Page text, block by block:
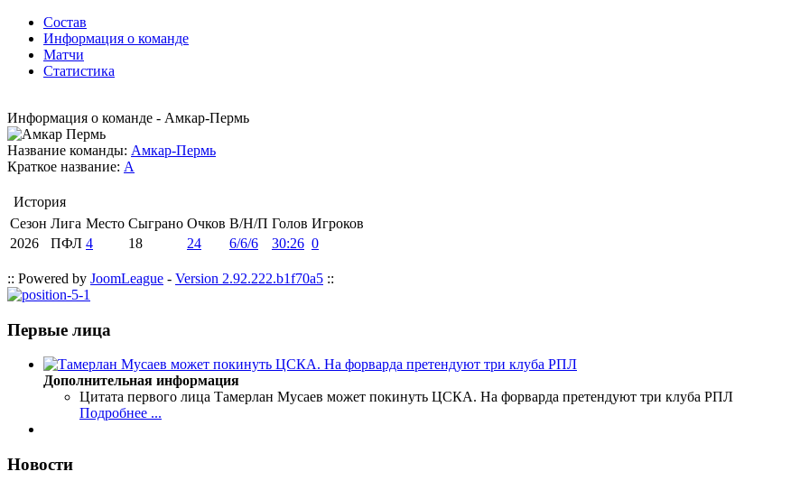
Состав
Информация о команде
Матчи
Статистика
Информация о команде - Амкар-Пермь
Название команды: Амкар-Пермь
Краткое название: А
История
Сезон Лига Место Сыграно Очков В/Н/П Голов Игроков
2026
ПФЛ 4 18 24 6/6/6 30:26 0
:: Powered by JoomLeague - Version 2.92.222.b1f70a5 ::
Первые лица
Дополнительная информация
Цитата первого лица Тамерлан Мусаев может покинуть ЦСКА. На форварда претендуют три клуба РПЛ
Подробнее ...
Новости